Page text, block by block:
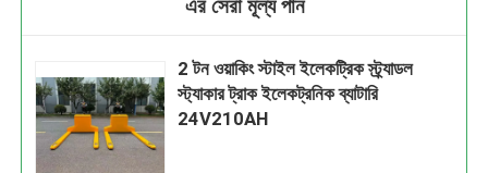
এর সেরা মূল্য পান
2 টন ওয়াকিং স্টাইল ইলেকট্রিক স্ট্র্যাডল
স্ট্যাকার ট্রাক ইলেকট্রনিক ব্যাটারি
24V210AH